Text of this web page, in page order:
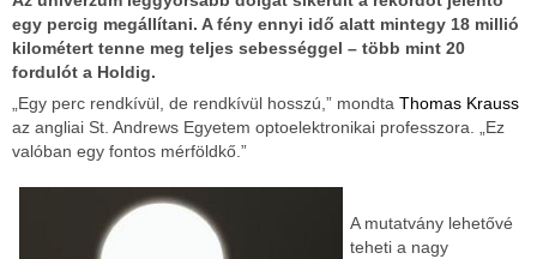
egy percig megállítani. A fény ennyi idő alatt mintegy 18 millió
kilométert tenne meg teljes sebességgel – több mint 20
fordulót a Holdig.
„Egy perc rendkívül, de rendkívül hosszú,” mondta Thomas Krauss
az angliai St. Andrews Egyetem optoelektronikai professzora. „Ez
valóban egy fontos mérföldkő.”
A mutatvány lehetővé
teheti a nagy